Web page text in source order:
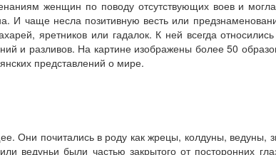
женщин по поводу отсутствующих воев и
чаще несла позитивную весть или
яретников или гадалок. К ней всегда относились
и разливов. На картине изображены более 50
представлений о мире.
Они почитались в роду как жрецы, колдуны, ведуны,
ведуньи были частью закрытого от посторонних